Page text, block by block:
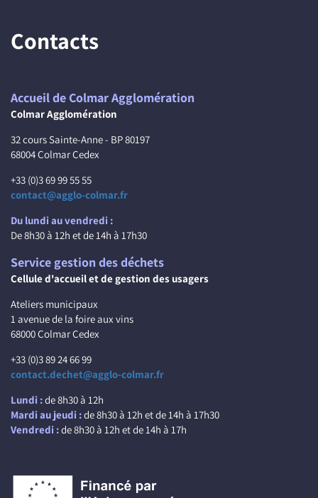
Contacts
Accueil de Colmar Agglomération
Colmar Agglomération
32 cours Sainte-Anne - BP 80197
68004 Colmar Cedex
+33 (0)3 69 99 55 55
contact@agglo-colmar.fr
Du lundi au vendredi :
De 8h30 à 12h et de 14h à 17h30
Service gestion des déchets
Cellule d'accueil et de gestion des usagers
Ateliers municipaux
1 avenue de la foire aux vins
68000 Colmar Cedex
+33 (0)3 89 24 66 99
contact.dechet@agglo-colmar.fr
Lundi :de 8h30 à 12h
Mardi au jeudi :de 8h30 à 12h et de 14h à 17h30
Vendredi :de 8h30 à 12h et de 14h à 17h